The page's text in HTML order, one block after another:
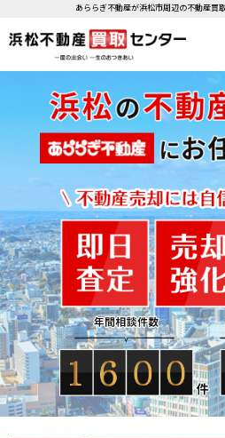
あららぎ不動産が浜松市周辺の不動産買